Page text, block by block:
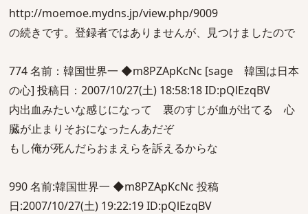
http://moemoe.mydns.jp/view.php/9009
の続きです。登録者ではありませんが、見つけましたので
774 名前：韓国世界一 ◆m8PZApKcNc [sage 韓国は日本
の心] 投稿日：2007/10/27(土) 18:58:18 ID:pQlEzqBV
内出血みたいな感じになって 裏のすじが血が出てる 心
臓が止まりそおになったんあだぞ
もし俺が死んだらおまえらを訴えるからな
990 名前:韓国世界一 ◆m8PZApKcNc 投稿
日:2007/10/27(土) 19:22:19 ID:pQlEzqBV